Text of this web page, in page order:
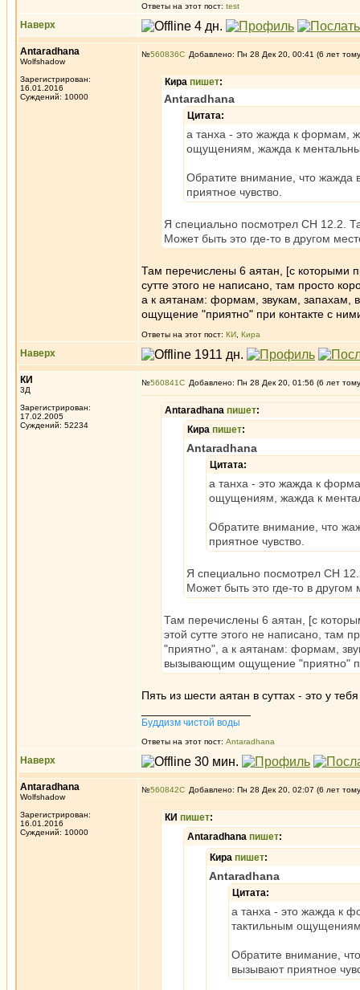
Ответы на этот пост: test
Наверх
Antaradhana
Wolfshadow
Зарегистрирован:
16.01.2016
Суждений: 10000
№560836 Добавлено: Пн 28 Дек 20, 00:41 (6 лет
Кира пишет:
Antaradhana
Цитата:
а танха - это жажда к формам,
ощущениям, жажда к
Обратите внимание, что жажда
приятное чувство.
Я специально посмотрел СН 12.2.
Может быть это где-то в другом
Там перечислены 6 аятан, [с которыми
сутте этого не написано, там просто
а к аятанам: формам, звукам,
ощущение "приятно" при контакте с
Ответы на этот пост: КИ Кира
Наверх
КИ
3Д
Зарегистрирован:
17.02.2005
Суждений: 52234
№560841 Добавлено: Пн 28 Дек 20, 01:56 (6 лет
Antaradhana пишет:
Кира пишет:
Antaradhana
Цитата:
а танха - это жажда к
ощущениям, жажда к
Обратите внимание, что
приятное чувство.
Я специально посмотрел СН
Может быть это где-то в другом
Там перечислены 6 аятан, [с
этой сутте этого не написано, там
"приятно", а к аятанам: формам,
вызывающим ощущение "приятно"
Пять из шести аятан в суттах - это у
Буддизм чистой воды
Ответы на этот пост: Antaradhana
Наверх
Antaradhana
Wolfshadow
Зарегистрирован:
16.01.2016
Суждений: 10000
№560842 Добавлено: Пн 28 Дек 20, 02:07 (6 лет
КИ пишет:
Antaradhana пишет:
Кира пишет:
Antaradhana
Цитата:
а танха - это жажда к
тактильным
Обратите внимание,
вызывают приятное